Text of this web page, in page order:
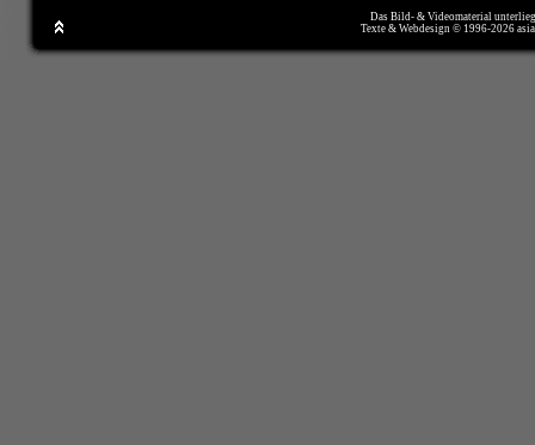
Das Bild- & Videomaterial
Texte & Webdesign © 1996-2026